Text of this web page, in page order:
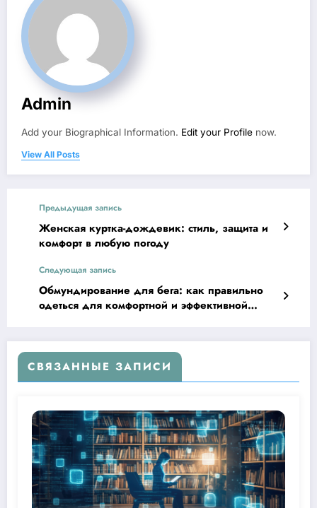
Admin
Add your Biographical Information. Edit your Profile now.
View All Posts
Предыдущая запись
Женская куртка-дождевик: стиль, защита и
комфорт в любую погоду
Следующая запись
Обмундирование для бега: как правильно
одеться для комфортной и эффективной
СВЯЗАННЫЕ ЗАПИСИ